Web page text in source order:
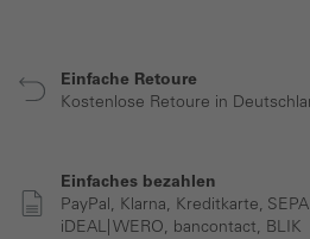
Einfache Retoure
Kostenlose Retoure in
Einfaches bezahlen
PayPal, Klarna, Kreditkarte,
iDEAL| WERO, bancontact, BLIK